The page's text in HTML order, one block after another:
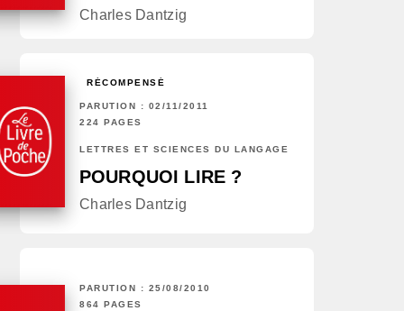
Charles Dantzig
RÉCOMPENSÉ
PARUTION : 02/11/2011
224 PAGES
LETTRES ET SCIENCES DU LANGAGE
POURQUOI LIRE ?
Charles Dantzig
PARUTION : 25/08/2010
864 PAGES